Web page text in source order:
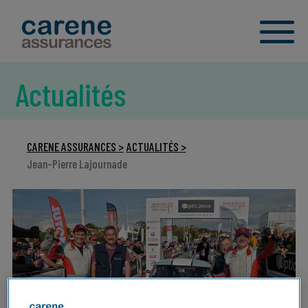
Actualités
CARENE ASSURANCES > ACTUALITÉS >
Jean-Pierre Lajournade